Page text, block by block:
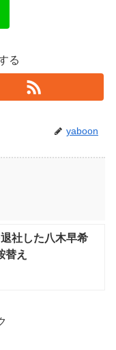
る
yaboon
社した八木早希
替え